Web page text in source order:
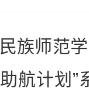
师范学
航计划”